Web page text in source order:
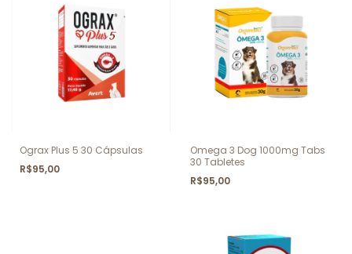
Ograx Plus 5 30 Cápsulas
R$95,00
Omega 3 Dog 1000mg Tabs
30 Tabletes
R$95,00